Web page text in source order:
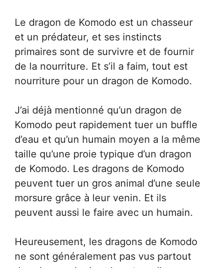
Le dragon de Komodo est un chasseur
et un prédateur, et ses instincts
primaires sont de survivre et de fournir
de la nourriture. Et s’il a faim, tout est
nourriture pour un dragon de Komodo.
J’ai déjà mentionné qu’un dragon de
Komodo peut rapidement tuer un buffle
d’eau et qu’un humain moyen a la même
taille qu’une proie typique d’un dragon
de Komodo. Les dragons de Komodo
peuvent tuer un gros animal d’une seule
morsure grâce à leur venin. Et ils
peuvent aussi le faire avec un humain.
Heureusement, les dragons de Komodo
ne sont généralement pas vus partout